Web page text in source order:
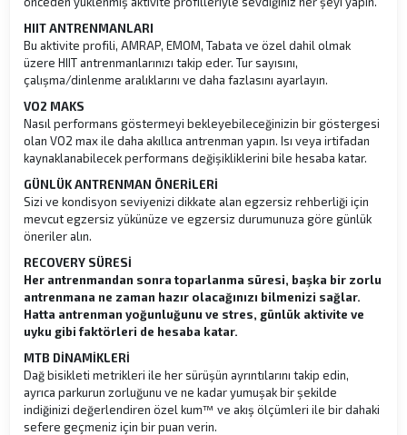
HIIT ANTRENMANLARI
Bu aktivite profili, AMRAP, EMOM, Tabata ve özel dahil olmak
üzere HIIT antrenmanlarınızı takip eder. Tur sayısını,
çalışma/dinlenme aralıklarını ve daha fazlasını ayarlayın.
VO2 MAKS
Nasıl performans göstermeyi bekleyebileceğinizin bir göstergesi
olan VO2 max ile daha akıllıca antrenman yapın. Isı veya irtifadan
kaynaklanabilecek performans değişikliklerini bile hesaba katar.
GÜNLÜK ANTRENMAN ÖNERİLERİ
Sizi ve kondisyon seviyenizi dikkate alan egzersiz rehberliği için
mevcut egzersiz yükünüze ve egzersiz durumunuza göre günlük
öneriler alın.
RECOVERY SÜRESİ
Her antrenmandan sonra toparlanma süresi, başka bir zorlu
antrenmana ne zaman hazır olacağınızı bilmenizi sağlar.
Hatta antrenman yoğunluğunu ve stres, günlük aktivite ve
uyku gibi faktörleri de hesaba katar.
MTB DİNAMİKLERİ
Dağ bisikleti metrikleri ile her sürüşün ayrıntılarını takip edin,
ayrıca parkurun zorluğunu ve ne kadar yumuşak bir şekilde
indiğinizi değerlendiren özel kum™ ve akış ölçümleri ile bir dahaki
sefere geçmeniz için bir puan verin.